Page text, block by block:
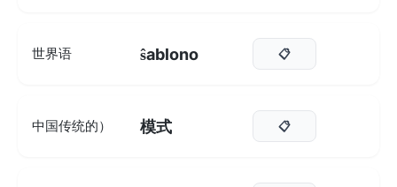
世界语 ŝablono 📋
中国传统的） 模式 📋